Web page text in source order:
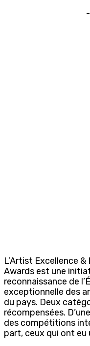
L’Artist Excellence
Awards est une
reconnaissance de
exceptionnelle des
du pays. Deux
récompensées.
des compétitions
part, ceux qui ont eu